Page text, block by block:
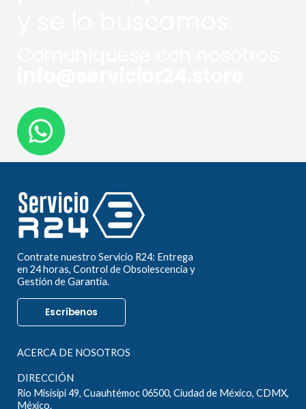
Contrate nuestro Servicio R24: Entrega
en 24 horas, Control de Obsolescencia y
Gestión de Garantía.
Escríbenos
ACERCA DE NOSOTROS
DIRECCIÓN
Rio Misisipi 49, Cuauhtémoc 06500, Ciudad de México, CDMX,
México.